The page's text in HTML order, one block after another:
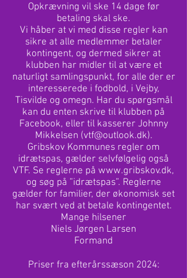
Opkrævning vil ske 14 dage før
betaling skal ske.
Vi håber at vi med disse regler kan
sikre at alle medlemmer betaler
kontingent, og dermed sikrer at
klubben har midler til at være et
naturligt samlingspunkt, for alle der er
interesserede i fodbold, i Vejby,
Tisvilde og omegn. Har du spørgsmål
kan du enten skrive til klubben på
Facebook, eller til kasserer Johnny
Mikkelsen (vtf@outlook.dk).
Gribskov Kommunes regler om
idrætspas, gælder selvfølgelig også
VTF. Se reglerne på www.gribskov.dk,
og søg på ”idrætspas”. Reglerne
gælder for familier, der økonomisk set
har svært ved at betale kontingentet.
Mange hilsener
Niels Jørgen Larsen
Formand
Priser fra efterårssæson 2024: